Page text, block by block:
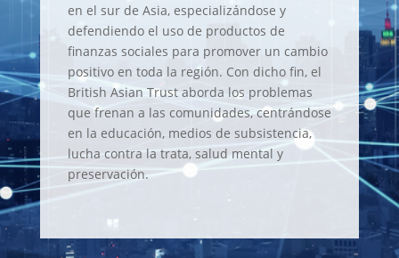
en el sur de Asia, especializándose y
defendiendo el uso de productos de
finanzas sociales para promover un cambio
positivo en toda la región. Con dicho fin, el
British Asian Trust aborda los problemas
que frenan a las comunidades, centrándose
en la educación, medios de subsistencia,
lucha contra la trata, salud mental y
preservación.